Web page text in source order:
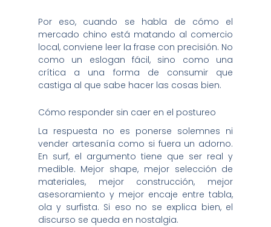
Por eso, cuando se habla de cómo el
mercado chino está matando al comercio
local, conviene leer la frase con precisión. No
como un eslogan fácil, sino como una
crítica a una forma de consumir que
castiga al que sabe hacer las cosas bien.
Cómo responder sin caer en el postureo
La respuesta no es ponerse solemnes ni
vender artesanía como si fuera un adorno.
En surf, el argumento tiene que ser real y
medible. Mejor shape, mejor selección de
materiales, mejor construcción, mejor
asesoramiento y mejor encaje entre tabla,
ola y surfista. Si eso no se explica bien, el
discurso se queda en nostalgia.